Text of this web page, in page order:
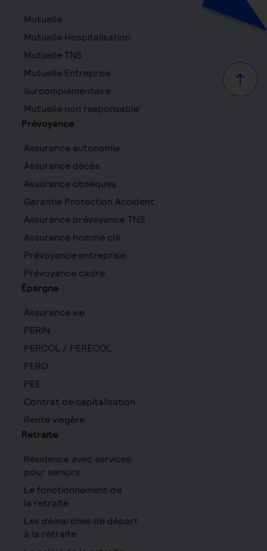
Haut
Mutuelle
Mutuelle Hospitalisation
Mutuelle TNS
Mutuelle Entreprise
Surcomplémentaire
Mutuelle non responsable
Prévoyance
Assurance autonomie
Assurance décès
Assurance obsèques
Garantie Protection Accident
Assurance prévoyance TNS
Assurance homme clé
Prévoyance entreprise
Prévoyance cadre
Épargne
Assurance vie
PERIN
PERCOL / PERECOL
PERO
PEE
Contrat de capitalisation
Rente viagère
Retraite
Résidence avec services
pour seniors
Le fonctionnement de
la retraite
Les démarches de départ
à la retraite